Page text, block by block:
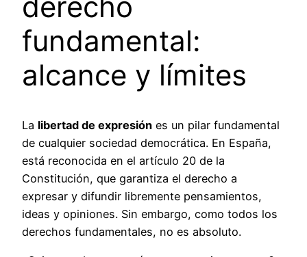
fundamental:
alcance y límites
La libertad de expresión es un pilar fundamental
de cualquier sociedad democrática. En España,
está reconocida en el artículo 20 de la
Constitución, que garantiza el derecho a
expresar y difundir libremente pensamientos,
ideas y opiniones. Sin embargo, como todos los
derechos fundamentales, no es absoluto.